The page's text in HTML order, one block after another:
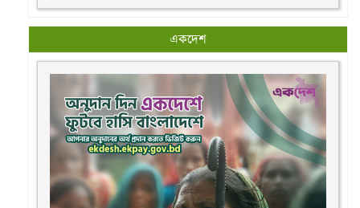
একদেশ